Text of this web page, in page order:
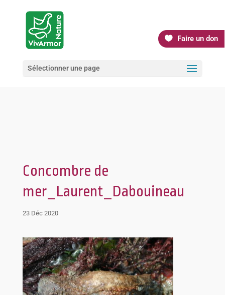
Faire un don
Sélectionner une page
Concombre de
mer_Laurent_Dabouineau
23 Déc 2020